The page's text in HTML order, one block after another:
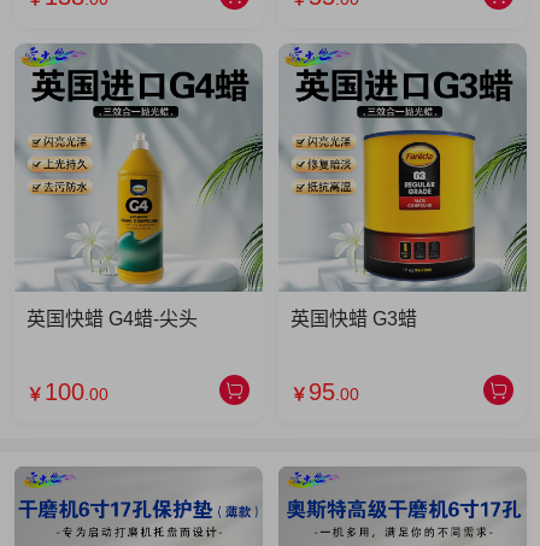
英国快蜡 G4蜡-尖头
￥ 100 .00
英国快蜡 G3蜡
￥ 95 .00